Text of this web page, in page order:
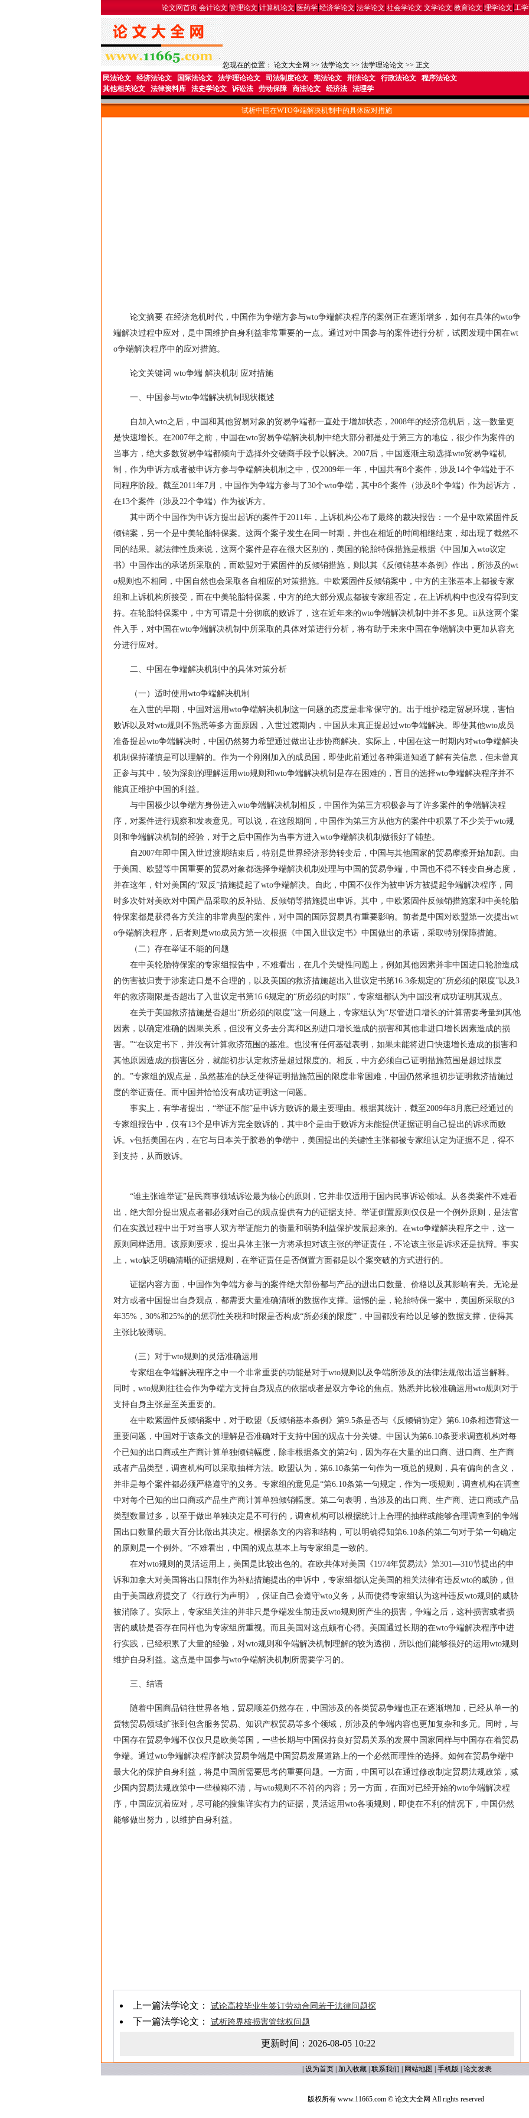
论文网首页|会计论文|管理论文|计算机论文| 医药学|经济学论文|法学论文|社会学论文|文学论文|教育论文|理学论文|工
您现在的位置：论文大全网>>法学论文>>法学理论论文>> 正文
民法论文
经济法论文 国际法论文 法学理论论文 司法制度论文 宪法论文 刑法论文 行政法论文
程序法论文
其他相关论文
法律资料库 法史学论文 诉讼法 劳动保障 商法论文 经济法 法理学
试析中国在WTO争端解决机制中的具体应对措施
论文摘要 在经济危机时代，中国作为争端方参与wto争端解决程序的案例正在逐渐增多，如何在具体的wto争
端解决过程中应对，是中国维护自身利益非常重要的一点。通过对中国参与的案件进行分析，试图发现中国在wt
o争端解决程序中的应对措施。
论文关键词 wto争端 解决机制 应对措施
一、中国参与wto争端解决机制现状概述
自加入wto之后，中国和其他贸易对象的贸易争端都一直处于增加状态，2008年的经济危机后，这一数量更
是快速增长。在2007年之前，中国在wto贸易争端解决机制中绝大部分都是处于第三方的地位，很少作为案件的
当事方，绝大多数贸易争端都倾向于选择外交磋商手段予以解决。2007后，中国逐渐主动选择wto贸易争端机
制，作为申诉方或者被申诉方参与争端解决机制之中，仅2009年一年，中国共有8个案件，涉及14个争端处于不
同程序阶段。截至2011年7月，中国作为争端方参与了30个wto争端，其中8个案件（涉及8个争端）作为起诉方，
在13个案件（涉及22个争端）作为被诉方。
其中两个中国作为申诉方提出起诉的案件于2011年，上诉机构公布了最终的裁决报告：一个是中欧紧固件反
倾销案，另一个是中美轮胎特保案。这两个案子发生在同一时期，并也在相近的时间相继结束，却出现了截然不
同的结果。就法律性质来说，这两个案件是存在很大区别的，美国的轮胎特保措施是根据《中国加入wto议定
书》中国作出的承诺所采取的，而欧盟对于紧固件的反倾销措施，则以其《反倾销基本条例》作出，所涉及的wt
o规则也不相同，中国自然也会采取各自相应的对策措施。中欧紧固件反倾销案中，中方的主张基本上都被专家
组和上诉机构所接受，而在中美轮胎特保案，中方的绝大部分观点都被专家组否定，在上诉机构中也没有得到支
持。在轮胎特保案中，中方可谓是十分彻底的败诉了，这在近年来的wto争端解决机制中并不多见。ii从这两个案
件入手，对中国在wto争端解决机制中所采取的具体对策进行分析，将有助于未来中国在争端解决中更加从容充
分进行应对。
二、中国在争端解决机制中的具体对策分析
（一）适时使用wto争端解决机制
在入世的早期，中国对运用wto争端解决机制这一问题的态度是非常保守的。出于维护稳定贸易环境，害怕
败诉以及对wto规则不熟悉等多方面原因，入世过渡期内，中国从未真正提起过wto争端解决。即使其他wto成员
准备提起wto争端解决时，中国仍然努力希望通过做出让步协商解决。实际上，中国在这一时期内对wto争端解决
机制保持谨慎是可以理解的。作为一个刚刚加入的成员国，即使此前通过各种渠道知道了解有关信息，但未曾真
正参与其中，较为深刻的理解运用wto规则和wto争端解决机制是存在困难的，盲目的选择wto争端解决程序并不
能真正维护中国的利益。
与中国极少以争端方身份进入wto争端解决机制相反，中国作为第三方积极参与了许多案件的争端解决程
序，对案件进行观察和发表意见。可以说，在这段期间，中国作为第三方从他方的案件中积累了不少关于wto规
则和争端解决机制的经验，对于之后中国作为当事方进入wto争端解决机制做很好了铺垫。
自2007年即中国入世过渡期结束后，特别是世界经济形势转变后，中国与其他国家的贸易摩擦开始加剧。由
于美国、欧盟等中国重要的贸易对象都选择争端解决机制处理与中国的贸易争端，中国也不得不转变自身态度，
并在这年，针对美国的“双反”措施提起了wto争端解决。自此，中国不仅作为被申诉方被提起争端解决程序，同
时多次针对美欧对中国产品采取的反补贴、反倾销等措施提出申诉。其中，中欧紧固件反倾销措施案和中美轮胎
特保案都是获得各方关注的非常典型的案件，对中国的国际贸易具有重要影响。前者是中国对欧盟第一次提出wt
o争端解决程序，后者则是wto成员方第一次根据《中国入世议定书》中国做出的承诺，采取特别保障措施。
（二）存在举证不能的问题
在中美轮胎特保案的专家组报告中，不难看出，在几个关键性问题上，例如其他因素并非中国进口轮胎造成
的伤害被归责于涉案进口是不合理的，以及美国的救济措施超出入世议定书第16.3条规定的“所必须的限度”以及3
年的救济期限是否超出了入世议定书第16.6规定的“所必须的时限”，专家组都认为中国没有成功证明其观点。
在关于美国救济措施是否超出“所必须的限度”这一问题上，专家组认为“尽管进口增长的计算需要考量到其他
因素，以确定准确的因果关系，但没有义务去分离和区别进口增长造成的损害和其他非进口增长因素造成的损
害。”“在议定书下，并没有计算救济范围的基准。也没有任何基础表明，如果未能将进口快速增长造成的损害和
其他原因造成的损害区分，就能初步认定救济是超过限度的。相反，中方必须自己证明措施范围是超过限度
的。”专家组的观点是，虽然基准的缺乏使得证明措施范围的限度非常困难，中国仍然承担初步证明救济措施过
度的举证责任。而中国并恰恰没有成功证明这一问题。
事实上，有学者提出，“举证不能”是申诉方败诉的最主要理由。根据其统计，截至2009年8月底已经通过的
专家组报告中，仅有13个是申诉方完全败诉的，其中8个是由于败诉方未能提供证据证明自己提出的诉求而败
诉。v包括美国在内，在它与日本关于胶卷的争端中，美国提出的关键性主张都被专家组认定为证据不足，得不
到支持，从而败诉。
“谁主张谁举证”是民商事领域诉讼最为核心的原则，它并非仅适用于国内民事诉讼领域。从各类案件不难看
出，绝大部分提出观点者都必须对自己的观点提供有力的证据支持。举证倒置原则仅仅是一个例外原则，是法官
们在实践过程中出于对当事人双方举证能力的衡量和弱势利益保护发展起来的。在wto争端解决程序之中，这一
原则同样适用。该原则要求，提出具体主张一方将承担对该主张的举证责任，不论该主张是诉求还是抗辩。事实
上，wto缺乏明确清晰的证据规则，在举证责任是否倒置方面都是以个案突破的方式进行的。
证据内容方面，中国作为争端方参与的案件绝大部份都与产品的进出口数量、价格以及其影响有关。无论是
对方或者中国提出自身观点，都需要大量准确清晰的数据作支撑。遗憾的是，轮胎特保一案中，美国所采取的3
年35%，30%和25%的的惩罚性关税和时限是否构成“所必须的限度”，中国都没有给以足够的数据支撑，使得其
主张比较薄弱。
（三）对于wto规则的灵活准确运用
专家组在争端解决程序之中一个非常重要的功能是对于wto规则以及争端所涉及的法律法规做出适当解释。
同时，wto规则往往会作为争端方支持自身观点的依据或者是双方争论的焦点。熟悉并比较准确运用wto规则对于
支持自身主张是至关重要的。
在中欧紧固件反倾销案中，对于欧盟《反倾销基本条例》第9.5条是否与《反倾销协定》第6.10条相违背这一
重要问题，中国对于该条文的理解是否准确对于支持中国的观点十分关键。中国认为第6.10条要求调查机构对每
个已知的出口商或生产商计算单独倾销幅度，除非根据条文的第2句，因为存在大量的出口商、进口商、生产商
或者产品类型，调查机构可以采取抽样方法。欧盟认为，第6.10条第一句作为一项总的规则，具有偏向的含义，
并非是每个案件都必须严格遵守的义务。专家组的意见是“第6.10条第一句规定，作为一项规则，调查机构在调查
中对每个已知的出口商或产品生产商计算单独倾销幅度。第二句表明，当涉及的出口商、生产商、进口商或产品
类型数量过多，以至于做出单独决定是不可行的，调查机构可以根据统计上合理的抽样或能够合理调查到的争端
国出口数量的最大百分比做出其决定。根据条文的内容和结构，可以明确得知第6.10条的第二句对于第一句确定
的原则是一个例外。”不难看出，中国的观点基本上与专家组是一致的。
在对wto规则的灵活运用上，美国是比较出色的。在欧共体对美国《1974年贸易法》第301—310节提出的申
诉和加拿大对美国将出口限制作为补贴措施提出的申诉中，专家组都认定美国的相关法律有违反wto的威胁，但
由于美国政府提交了《行政行为声明》，保证自己会遵守wto义务，从而使得专家组认为这种违反wto规则的威胁
被消除了。实际上，专家组关注的并非只是争端发生前违反wto规则所产生的损害，争端之后，这种损害或者损
害的威胁是否存在同样也为专家组所重视。而且美国对这点颇有心得。美国通过长期的在wto争端解决程序中进
行实践，已经积累了大量的经验，对wto规则和争端解决机制理解的较为透彻，所以他们能够很好的运用wto规则
维护自身利益。这点是中国参与wto争端解决机制所需要学习的。
三、结语
随着中国商品销往世界各地，贸易顺差仍然存在，中国涉及的各类贸易争端也正在逐渐增加，已经从单一的
货物贸易领域扩张到包含服务贸易、知识产权贸易等多个领域，所涉及的争端内容也更加复杂和多元。同时，与
中国存在贸易争端不仅仅只是欧美等国，一些长期与中国保持良好贸易关系的发展中国家同样与中国存在着贸易
争端。通过wto争端解决程序解决贸易争端是中国贸易发展道路上的一个必然而理性的选择。如何在贸易争端中
最大化的保护自身利益，将是中国所需要思考的重要问题。一方面，中国可以在通过修改制定贸易法规政策，减
少国内贸易法规政策中一些模糊不清，与wto规则不不符的内容；另一方面，在面对已经开始的wto争端解决程
序，中国应沉着应对，尽可能的搜集详实有力的证据，灵活运用wto各项规则，即使在不利的情况下，中国仍然
能够做出努力，以维护自身利益。
上一篇法学论文： 试论高校毕业生签订劳动合同若干法律问题探
下一篇法学论文： 试析跨界核损害管辖权问题
更新时间： 2026-08-05 10:22
设为首页 加入收藏| 联系我们 网站地图 手机版 论文发表
版权所有 www.11665.com © 论文大全网 All rights reserved